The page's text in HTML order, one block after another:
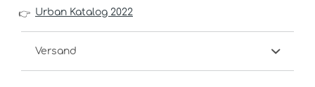
👉 Urban Katalog 2022
Versand